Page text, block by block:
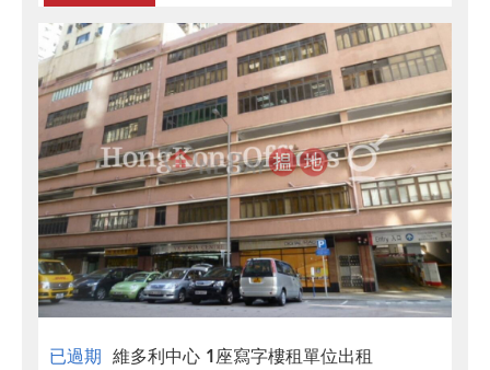
已過期 維多利中心 1座寫字樓租單位出租